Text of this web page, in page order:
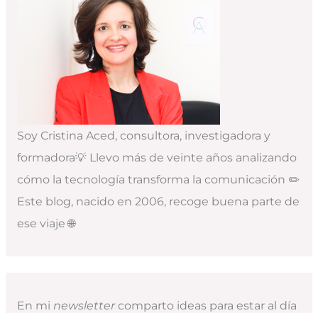
Soy Cristina Aced, consultora, investigadora y
formadora💡 Llevo más de veinte años analizando
cómo la tecnología transforma la comunicación ✏️
Este blog, nacido en 2006, recoge buena parte de
ese viaje 🌐
En mi newslettercomparto ideas para estar al día